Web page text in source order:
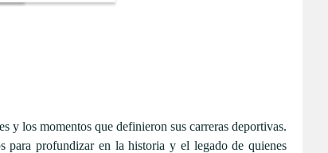
y los momentos que definieron sus carreras deportivas.
para profundizar en la historia y el legado de quienes